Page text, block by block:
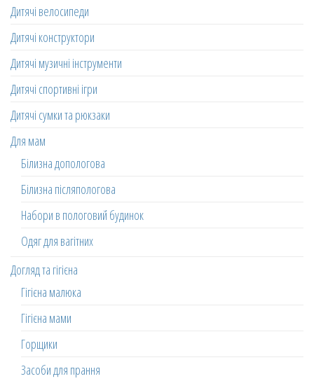
Дитячі велосипеди
Дитячі конструктори
Дитячі музичні інструменти
Дитячі спортивні ігри
Дитячі сумки та рюкзаки
Для мам
Білизна допологова
Білизна післяпологова
Набори в пологовий будинок
Одяг для вагітних
Догляд та гігієна
Гігієна малюка
Гігієна мами
Горщики
Засоби для прання